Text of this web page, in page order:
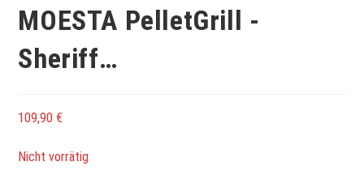
MOESTA PelletGrill -
Sheriff…
109,90 €
Nicht vorrätig